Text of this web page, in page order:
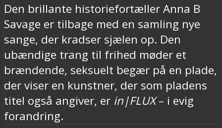
Den brillante historiefortæller Anna B
Savage er tilbage med en samling nye
sange, der kradser sjælen op. Den
ubændige trang til frihed møder et
brændende, seksuelt begær på en plade,
der viser en kunstner, der som pladens
titel også angiver, er in​|​FLUX– i evig
forandring.